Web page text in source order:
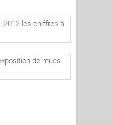
: 2012 les chiffres à
de mues